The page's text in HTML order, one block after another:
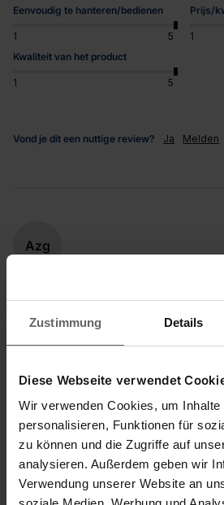
Zustimmung Details
Diese Webseite verwendet
Wir verwenden Cookies, um Inhalte
personalisieren, Funktionen für
zu können und die Zugriffe auf
analysieren. Außerdem geben wir
Verwendung unserer Website an
Eenvoudig te hanteren/bedienen
1 5
Prijs/
1
Kwaliteit van het product
1 5
Vond je dit een nuttige review? Ja Melden
Azg
Turmtrockner Pegasus Tower 190
jest moja pierwsza suszarka ,jest
malej lazience   , polecam
Kwaliteit van het product
5